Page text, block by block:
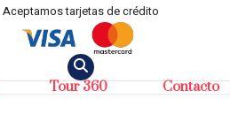
Aceptamos tarjetas de crédito
Tour 360 Contacto